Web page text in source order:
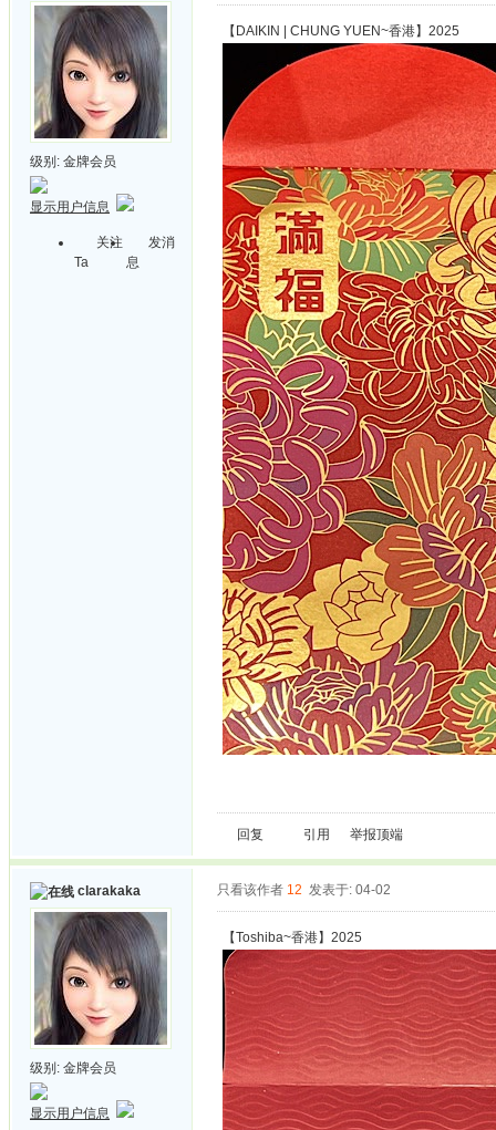
级别: 金牌会员
显示用户信息
关注
Ta
发消
息
【DAIKIN | CHUNG YUEN~香港】2025
回复 引用 举报顶端
clarakaka
级别: 金牌会员
显示用户信息
只看该作者 12 发表于: 04-02
【Toshiba~香港】2025